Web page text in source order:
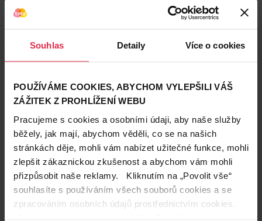
Souhlas Detaily Více o cookies
POUŽÍVÁME COOKIES, ABYCHOM VYLEPŠILI VÁŠ
ZÁŽITEK Z PROHLÍŽENÍ WEBU
Pracujeme s cookies a osobními údaji, aby naše služby
běžely, jak mají, abychom věděli, co se na našich
stránkách děje, mohli vám nabízet užitečné funkce, mohli
zlepšit zákaznickou zkušenost a abychom vám mohli
přizpůsobit naše reklamy. Kliknutím na „Povolit vše“
souhlasíte s používáním všech souborů cookies a se
zpracováním osobních údajů prostřednictvím cookies.
Podobné produkty